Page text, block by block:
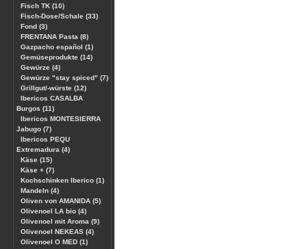
Fisch TK (10)
Fisch-Dose/Schale (33)
Fond (3)
FRENTANA Pasta (8)
Gazpacho español (1)
Gemüseprodukte (14)
Gewürze (4)
Gewürze "stay spiced" (7)
Grillgut/-würste (12)
Ibericos CASALBA
Burgos (11)
Ibericos MONTESIERRA
Jabugo (7)
Ibericos PEQU
Extremadura (4)
Käse (15)
Käse + (7)
Kochschinken Iberico (1)
Mandeln (4)
Oliven von AMANIDA (5)
Olivenoel LA bio (4)
Olivenoel mit Aroma (9)
Olivenoel NEKEAS (4)
Olivenoel O MED (1)